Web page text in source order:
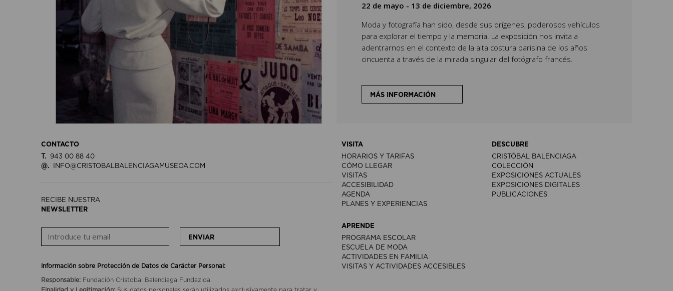
22 de mayo - 13 de diciembre, 2026
Moda y fotografía han sido, desde sus orígenes, poderosos vehículos
para explorar el tiempo y la memoria. La exposición nos invita a
adentrarnos en el contexto de la alta costura parisina de los años
cincuenta a través de la mirada singular del fotógrafo francés.
MÁS INFORMACIÓN
CONTACTO
T.
943 00 88 40
@.
INFO@CRISTOBALBALENCIAGAMUSEOA.COM
RECIBE NUESTRA
NEWSLETTER
ENVIAR
Información sobre Protección de Datos de Carácter Personal:
Responsable: Fundación Cristobal Balenciaga Fundazioa.
VISITA
HORARIOS Y TARIFAS
CÓMO LLEGAR
VISITAS
ACCESIBILIDAD
AGENDA
PLANES Y EXPERIENCIAS
DESCUBRE
CRISTÓBAL BALENCIAGA
COLECCIÓN
EXPOSICIONES ACTUALES
EXPOSICIONES DIGITALES
PUBLICACIONES
APRENDE
PROGRAMA ESCOLAR
ESCUELA DE MODA
ACTIVIDADES EN FAMILIA
VISITAS Y ACTIVIDADES ACCESIBLES